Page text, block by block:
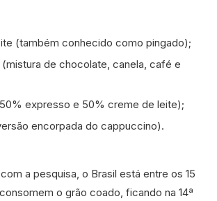
(também conhecido como pingado);
de chocolate, canela, café e
expresso e 50% creme de leite);
encorpada do cappuccino).
a pesquisa, o Brasil está entre os 15
o grão coado, ficando na 14ª